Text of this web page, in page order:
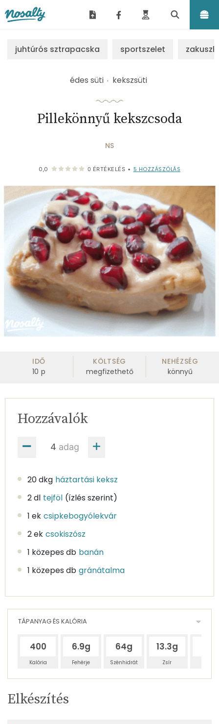
juhtúrós sztrapacska sportszelet
édes süti kekszsüti
Pillekönnyű kekszcsoda
NS
0,0 0 ÉRTÉKELÉS • 5 HOZZÁSZÓLÁS
IDŐ
10 p
KÖLTSÉG
megfizethető
NEHÉZSÉG
könnyű
adag
Hozzávalók
20 dkg háztartási keksz
2 dl tejföl (ízlés szerint)
1 ek csipkebogyólekvár
2 ek csokiszósz
1 közepes db banán
1 közepes db gránátalma
TÁPANYAG ÉS KALÓRIA
400
Kalória
6.9g
Fehérje
64g
Szénhidrát
13.3g
Zsír
Egy
adagban
TÁPANYAGTARTALOM
Elkészítés